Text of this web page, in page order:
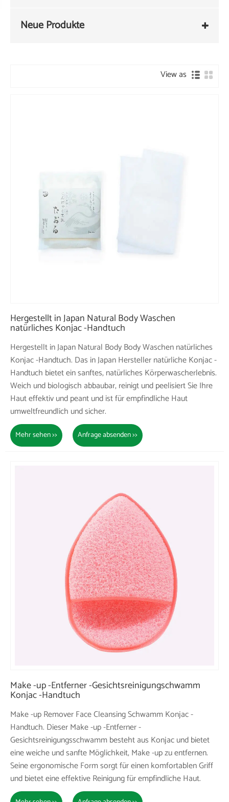
Neue Produkte
View as
Hergestellt in Japan Natural Body Waschen
natürliches Konjac -Handtuch
Hergestellt in Japan Natural Body Body Waschen natürliches
Konjac -Handtuch. Das in Japan Hersteller natürliche Konjac -
Handtuch bietet ein sanftes, natürliches Körperwascherlebnis.
Weich und biologisch abbaubar, reinigt und peelisiert Sie Ihre
Haut effektiv und peant und ist für empfindliche Haut
umweltfreundlich und sicher.
Mehr sehen >> Anfrage absenden >>
Make -up -Entferner -Gesichtsreinigungschwamm
Konjac -Handtuch
Make -up Remover Face Cleansing Schwamm Konjac -
Handtuch. Dieser Make -up -Entferner -
Gesichtsreinigungsschwamm besteht aus Konjac und bietet
eine weiche und sanfte Möglichkeit, Make -up zu entfernen.
Seine ergonomische Form sorgt für einen komfortablen Griff
und bietet eine effektive Reinigung für empfindliche Haut.